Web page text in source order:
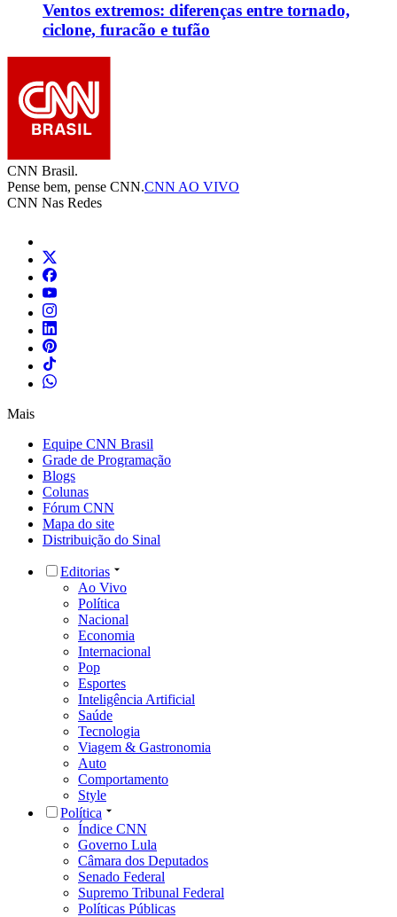
Ventos extremos: diferenças entre tornado,
ciclone, furacão e tufão
CNN Brasil.
Pense bem, pense CNN.CNN AO VIVO
CNN Nas Redes
Mais
Equipe CNN Brasil
Grade de Programação
Blogs
Colunas
Fórum CNN
Mapa do site
Distribuição do Sinal
Editorias
Ao Vivo
Política
Nacional
Economia
Internacional
Pop
Esportes
Inteligência Artificial
Saúde
Tecnologia
Viagem & Gastronomia
Auto
Comportamento
Style
Política
Índice CNN
Governo Lula
Câmara dos Deputados
Senado Federal
Supremo Tribunal Federal
Políticas Públicas